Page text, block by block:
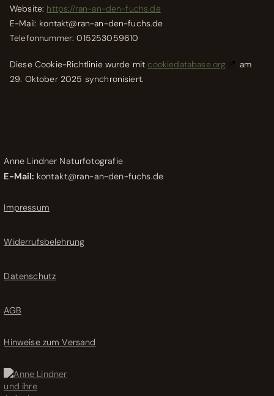
Website: https://ran-an-den-fuchs.de
E-Mail: kontakt@ran-an-den-fuchs.de
Telefonnummer: 015253059610
Diese Cookie-Richtlinie wurde mitcookiedatabase.org
am
29. Oktober 2025 synchronisiert.
Anne Lindner Naturfotografie
E-Mail: kontakt@ran-an-den-fuchs.de
Impressum
Widerrufsbelehrung
Datenschutz
AGB
Hinweise zum Versand